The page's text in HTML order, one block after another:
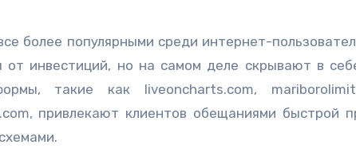
инвестиций, но на самом деле скрывают в
такие как liveoncharts.com,
привлекают клиентов обещаниями быстрой